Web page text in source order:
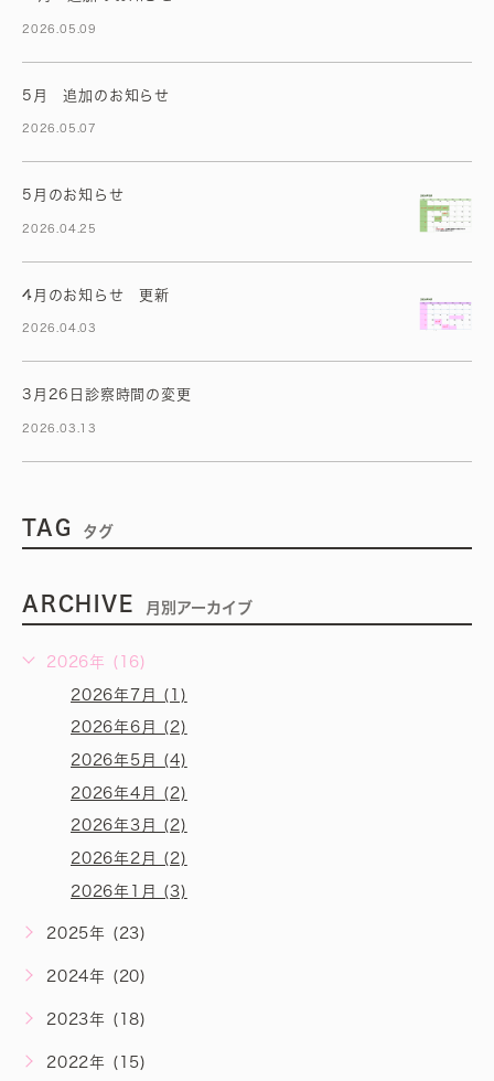
2026.05.09
5月 追加のお知らせ
2026.05.07
5月のお知らせ
2026.04.25
4月のお知らせ 更新
2026.04.03
3月26日診察時間の変更
2026.03.13
TAG タグ
ARCHIVE 月別アーカイブ
2026年 (16)
2026年7月 (1)
2026年6月 (2)
2026年5月 (4)
2026年4月 (2)
2026年3月 (2)
2026年2月 (2)
2026年1月 (3)
2025年 (23)
2024年 (20)
2023年 (18)
2022年 (15)